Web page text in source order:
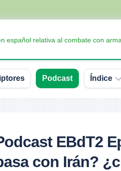
español relativa al combate con
Podcast Índice
EBdT2
con Irán?